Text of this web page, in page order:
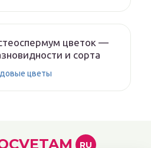
цветок —
и сорта
цветы
RU